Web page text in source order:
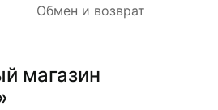
Обмен и возврат
магазин